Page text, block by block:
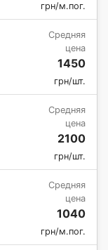
грн/м.пог.
Средняя
цена
1450
грн/шт.
Средняя
цена
2100
грн/шт.
Средняя
цена
1040
грн/м.пог.